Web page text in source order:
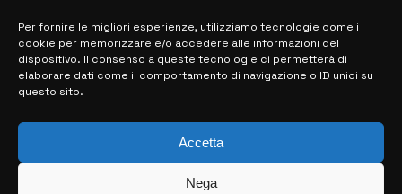
Per fornire le migliori esperienze, utilizziamo tecnologie come i
cookie per memorizzare e/o accedere alle informazioni del
dispositivo. Il consenso a queste tecnologie ci permetterà di
elaborare dati come il comportamento di navigazione o ID unici su
questo sito.
Accetta
Nega
MAPPA DEL SITO
> NOTIZIE
> CONTATTI